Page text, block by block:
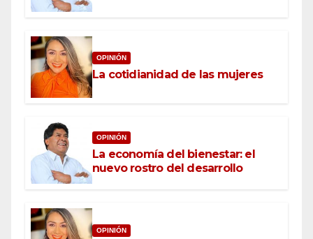
OPINIÓN
La cotidianidad de las mujeres
OPINIÓN
La economía del bienestar: el
nuevo rostro del desarrollo
OPINIÓN